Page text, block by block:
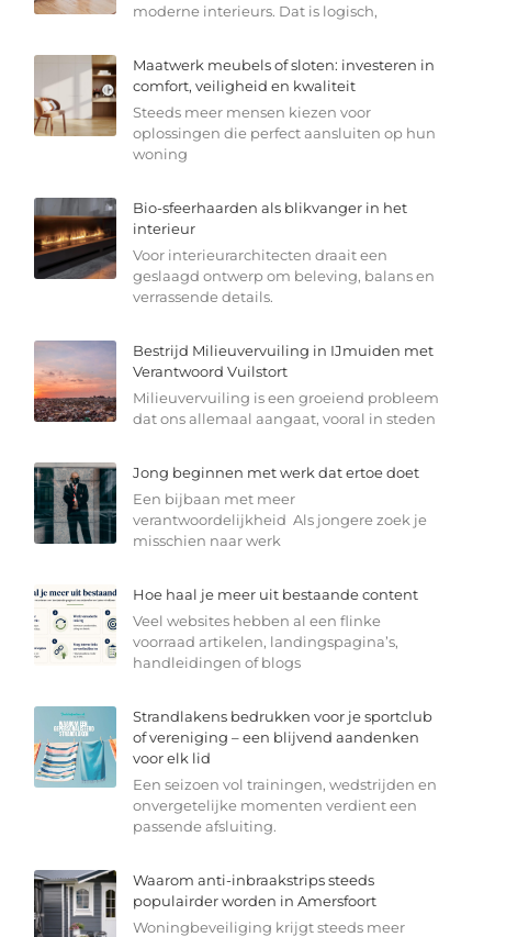
moderne interieurs. Dat is logisch,
Maatwerk meubels of sloten: investeren in
comfort, veiligheid en kwaliteit
Steeds meer mensen kiezen voor
oplossingen die perfect aansluiten op hun
woning
Bio-sfeerhaarden als blikvanger in het
interieur
Voor interieurarchitecten draait een
geslaagd ontwerp om beleving, balans en
verrassende details.
Bestrijd Milieuvervuiling in IJmuiden met
Verantwoord Vuilstort
Milieuvervuiling is een groeiend probleem
dat ons allemaal aangaat, vooral in steden
Jong beginnen met werk dat ertoe doet
Een bijbaan met meer
verantwoordelijkheid Als jongere zoek je
misschien naar werk
Hoe haal je meer uit bestaande content
Veel websites hebben al een flinke
voorraad artikelen, landingspagina’s,
handleidingen of blogs
Strandlakens bedrukken voor je sportclub
of vereniging – een blijvend aandenken
voor elk lid
Een seizoen vol trainingen, wedstrijden en
onvergetelijke momenten verdient een
passende afsluiting.
Waarom anti-inbraakstrips steeds
populairder worden in Amersfoort
Woningbeveiliging krijgt steeds meer